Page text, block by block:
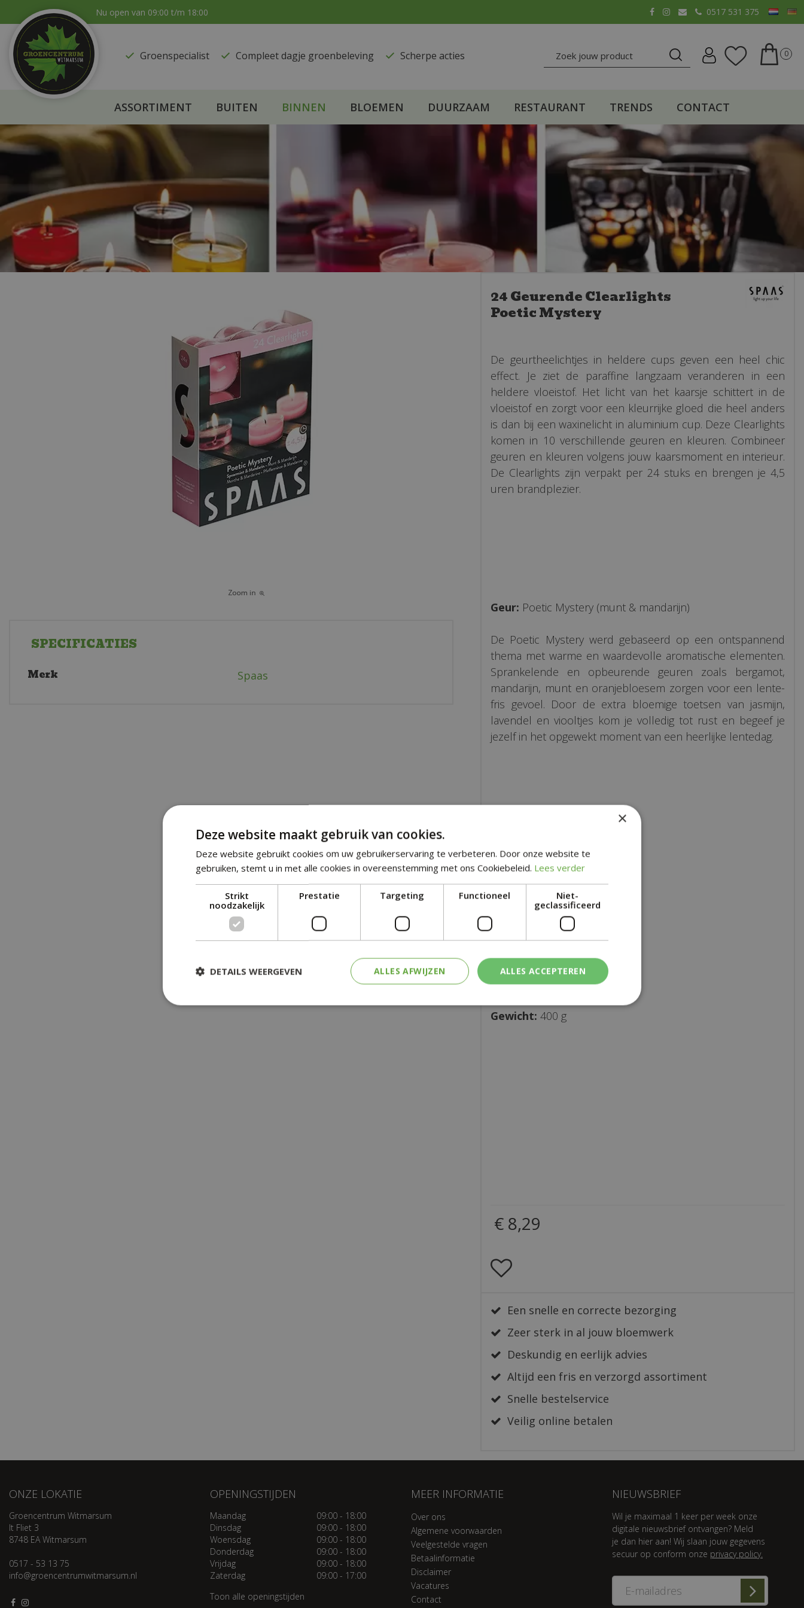
naar
content
Nu open van 09:00 t/m 18:00 0517 531 375
Groenspecialist ​Compleet dagje groenbeleving ​Scherpe acties
ASSORTIMENT BUITEN BINNEN BLOEMEN DUURZAAM RESTAURANT TRENDS CONTACT
24 Geurende Clearlights
Poetic Mystery
De geurtheelichtjes in heldere cups geven een heel chic
effect. Je ziet de paraffine langzaam veranderen in een
heldere vloeistof. Het licht van het kaarsje schittert in de
vloeistof en zorgt voor een kleurrijke gloed die heel anders
is dan bij een waxinelicht in aluminium cup. Deze Clearlights
komen in 10 verschillende geuren en kleuren. Combineer
geuren en kleuren volgens jouw kaarsmoment en interieur.
De Clearlights zijn verpakt per 24 stuks en brengen je 4,5
uren brandplezier.
Geur: Poetic Mystery (munt & mandarijn)
De Poetic Mystery werd gebaseerd op een ontspannend
thema met warme en waardevolle aromatische elementen.
Sprankelende en opbeurende geuren zoals bergamot,
mandarijn, munt en oranjebloesem zorgen voor een lente-
fris gevoel. Door de extra bloemige toetsen van jasmijn,
lavendel en viooltjes kom je volledig tot rust en begeef je
jezelf in het opgewekt moment van een heerlijke lentedag.
Aantal:24 stuks
Kleur:oudroze
Brandduur: 4,5 uur
Diameter:39 mm
Gewicht: 400 g
€ 8,29
Een snelle en correcte bezorging
Zeer sterk in al jouw bloemwerk
Deskundig en eerlijk advies
Altijd een fris en verzorgd assortiment
Snelle bestelservice
Veilig online betalen
SPECIFICATIES
Merk Spaas
ONZE LOKATIE
Groencentrum Witmarsum
It Fliet 3
8748 EA Witmarsum
0517 - 53 13 75
info@groencentrumwitmarsum.nl
OPENINGSTIJDEN
Maandag
09:00 - 18:00
Dinsdag
09:00 - 18:00
Woensdag
09:00 - 18:00
Donderdag
09:00 - 18:00
Vrijdag
09:00 - 18:00
Zaterdag
09:00 - 17:00
Toon alle openingstijden
MEER INFORMATIE
Over ons
Algemene voorwaarden
Veelgestelde vragen
Betaalinformatie
Disclaimer
Vacatures
Contact
NIEUWSBRIEF
Wil je maximaal 1 keer per week onze
digitale nieuwsbrief ontvangen? Meld
je dan hier aan! Wij slaan jouw gegevens
secuur op conform onze privacy policy.
×
Deze website maakt gebruik van cookies.
Deze website gebruikt cookies om uw gebruikerservaring te verbeteren. Door onze website te
gebruiken, stemt u in met alle cookies in overeenstemming met ons Cookiebeleid. Lees verder
Strikt
noodzakelijk
Prestatie Targeting Functioneel
Niet-
geclassificeerd
ALLES ACCEPTEREN
ALLES AFWIJZEN
DETAILS WEERGEVEN